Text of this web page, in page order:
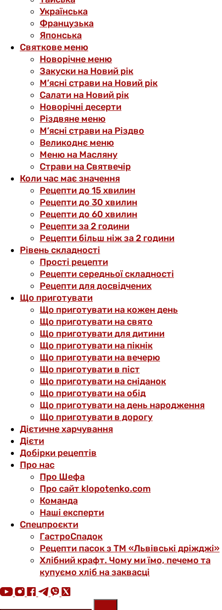
Українська
Французька
Японська
Святкове меню
Новорічне меню
Закуски на Новий рік
М’ясні страви на Новий рік
Салати на Новий рік
Новорічні десерти
Різдвяне меню
М’ясні страви на Різдво
Великоднє меню
Меню на Масляну
Страви на Святвечір
Коли час має значення
Рецепти до 15 хвилин
Рецепти до 30 хвилин
Рецепти до 60 хвилин
Рецепти за 2 години
Рецепти більш ніж за 2 години
Рівень складності
Прості рецепти
Рецепти середньої складності
Рецепти для досвідчених
Що приготувати
Що приготувати на кожен день
Що приготувати на свято
Що приготувати для дитини
Що приготувати на пікнік
Що приготувати на вечерю
Що приготувати в піст
Що приготувати на сніданок
Що приготувати на обід
Що приготувати на день народження
Що приготувати в дорогу
Дієтичне харчування
Дієти
Добірки рецептів
Про нас
Про Шефа
Про сайт klopotenko.com
Команда
Наші експерти
Спецпроєкти
ГастроСпадок
Рецепти пасок з ТМ «Львівські дріжджі»
Хлібний крафт. Чому ми їмо, печемо та
купуємо хліб на заквасці